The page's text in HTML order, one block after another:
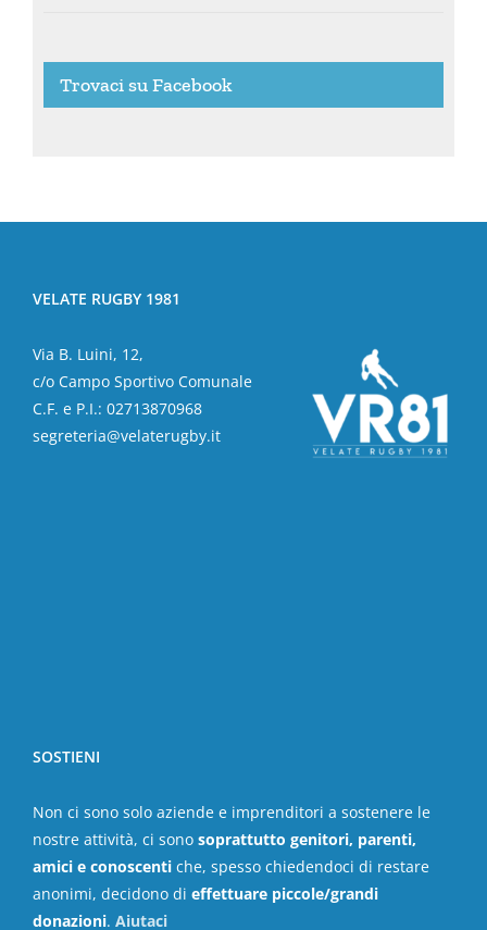
Trovaci su Facebook
VELATE RUGBY 1981
Via B. Luini, 12,
c/o Campo Sportivo Comunale
C.F. e P.I.: 02713870968
segreteria@velaterugby.it
SOSTIENI
Non ci sono solo aziende e imprenditori a sostenere le
nostre attività, ci sono soprattutto genitori, parenti,
amici e conoscenti che, spesso chiedendoci di restare
anonimi, decidono di effettuare piccole/grandi
donazioni. Aiutaci